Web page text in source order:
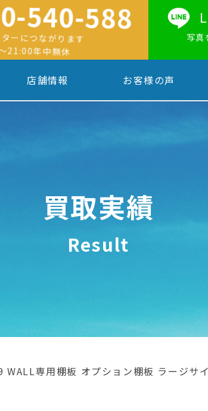
540-588
ーにつながります
21:00年中無休
写真
店舗情報 お客様の声
買取実績
Result
専用棚板 オプション棚板 ラージサ